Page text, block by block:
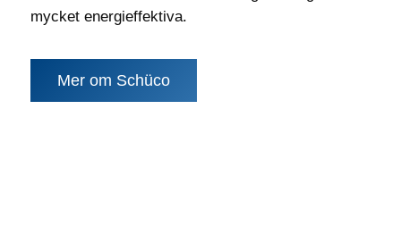
mycket energieffektiva.
Mer om Schüco